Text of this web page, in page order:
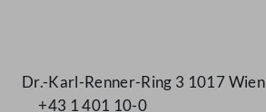
Dr.-Karl-Renner-Ring 3 1017 Wien
+43 1 401 10-0